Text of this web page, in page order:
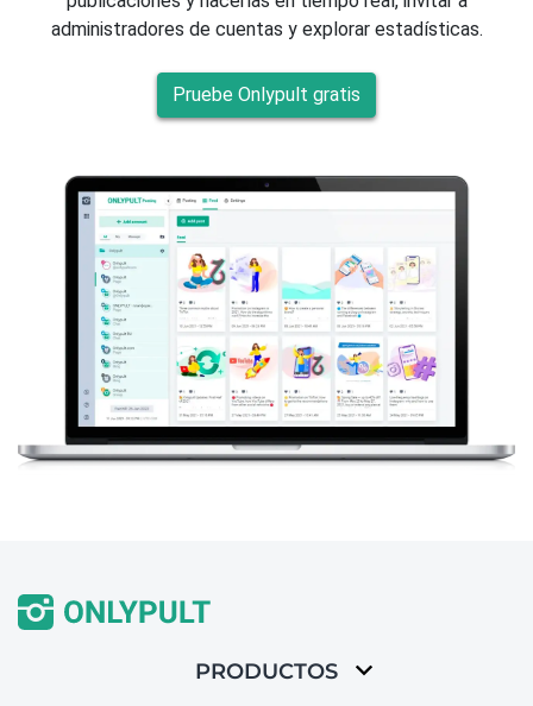
administradores de cuentas y explorar estadísticas.
Pruebe Onlypult gratis
PRODUCTOS